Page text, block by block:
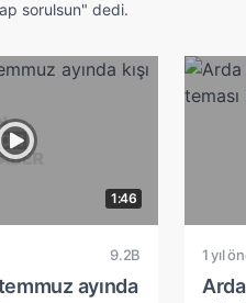
sorulsun" dedi.
1:46
9.2B
ayında
1 yıl